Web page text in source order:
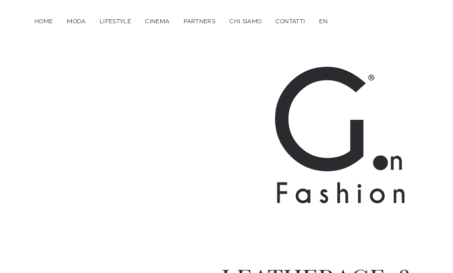
HOME MODA LIFESTYLE CINEMA PARTNERS CHI SIAMO CONTATTI EN
G.on
Fashion
Magazine